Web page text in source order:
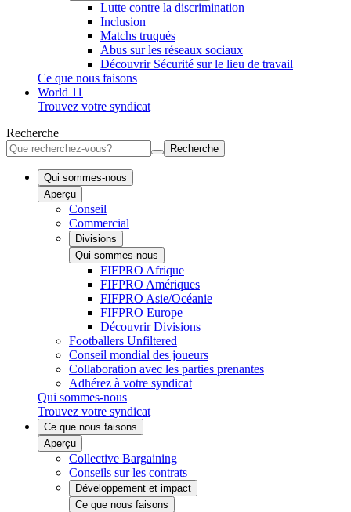
Lutte contre la discrimination
Inclusion
Matchs truqués
Abus sur les réseaux sociaux
Découvrir Sécurité sur le lieu de travail
Ce que nous faisons
World 11
Trouvez votre syndicat
Recherche
Recherche
Qui sommes-nous
Aperçu
Conseil
Commercial
Divisions
Qui sommes-nous
FIFPRO Afrique
FIFPRO Amériques
FIFPRO Asie/Océanie
FIFPRO Europe
Découvrir Divisions
Footballers Unfiltered
Conseil mondial des joueurs
Collaboration avec les parties prenantes
Adhérez à votre syndicat
Qui sommes-nous
Trouvez votre syndicat
Ce que nous faisons
Aperçu
Collective Bargaining
Conseils sur les contrats
Développement et impact
Ce que nous faisons